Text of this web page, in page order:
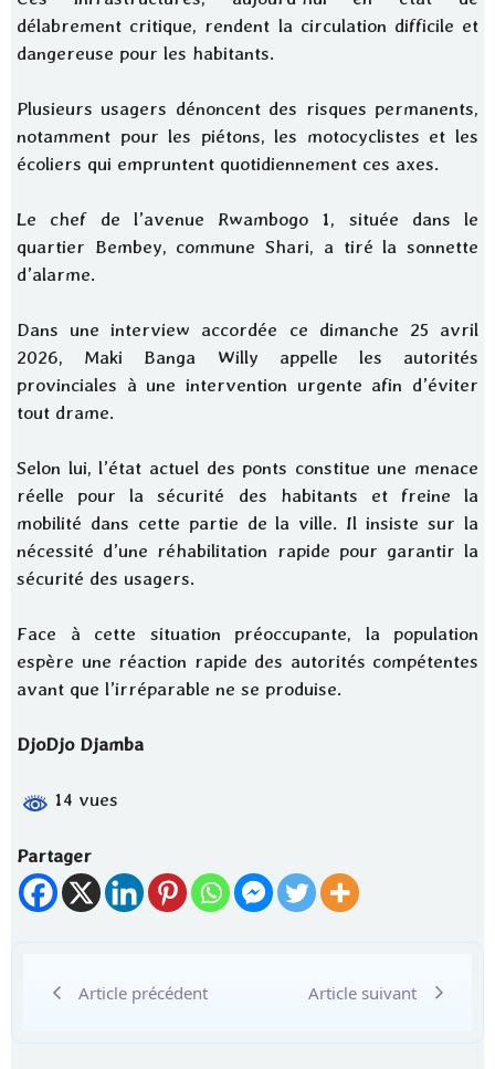
délabrement critique, rendent la circulation difficile et
dangereuse pour les habitants.
Plusieurs usagers dénoncent des risques permanents,
notamment pour les piétons, les motocyclistes et les
écoliers qui empruntent quotidiennement ces axes.
Le chef de l’avenue Rwambogo 1, située dans le
quartier Bembey, commune Shari, a tiré la sonnette
d’alarme.
Dans une interview accordée ce dimanche 25 avril
2026, Maki Banga Willy appelle les autorités
provinciales à une intervention urgente afin d’éviter
tout drame.
Selon lui, l’état actuel des ponts constitue une menace
réelle pour la sécurité des habitants et freine la
mobilité dans cette partie de la ville. Il insiste sur la
nécessité d’une réhabilitation rapide pour garantir la
sécurité des usagers.
Face à cette situation préoccupante, la population
espère une réaction rapide des autorités compétentes
avant que l’irréparable ne se produise.
DjoDjo Djamba
14 vues
Partager
Article précédent Article suivant